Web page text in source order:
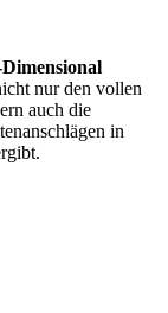
nur den vollen
auch die
in